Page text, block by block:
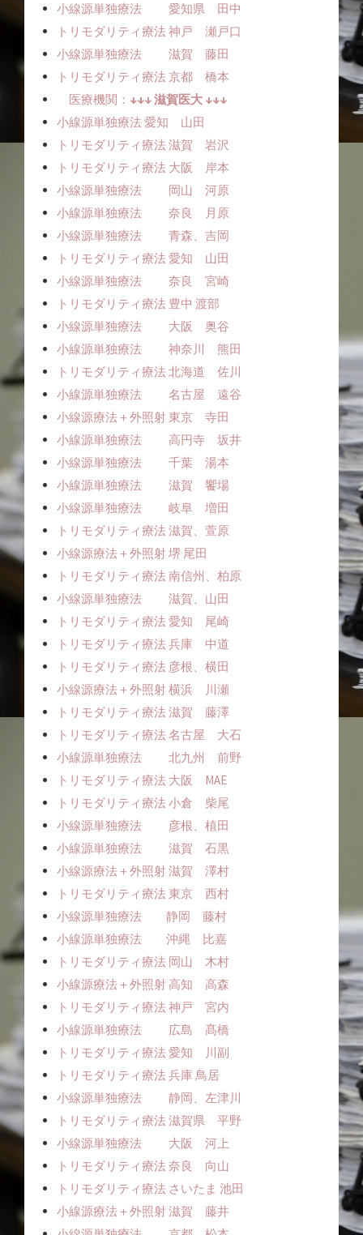
小線源単独療法 愛知県 田中
トリモダリティ療法 神戸 瀬戸口
小線源単独療法 滋賀 藤田
トリモダリティ療法 京都 橋本
医療機関： ↓↓↓ 滋賀医大 ↓↓↓
小線源単独療法ㅤㅤ 愛知 山田
トリモダリティ療法 滋賀 岩沢
トリモダリティ療法 大阪 岸本
小線源単独療法 岡山 河原
小線源単独療法 奈良 月原
小線源単独療法 青森、吉岡
トリモダリティ療法 愛知 山田
小線源単独療法 奈良 宮崎
トリモダリティ療法 豊中 渡部
小線源単独療法 大阪 奥谷
小線源単独療法 神奈川 熊田
トリモダリティ療法 北海道 佐川
小線源単独療法 名古屋 遠谷
小線源療法＋外照射 東京 寺田
小線源単独療法 高円寺 坂井
小線源単独療法 千葉 湯本
小線源単独療法 滋賀 饗場
小線源単独療法 岐阜 増田
トリモダリティ療法 滋賀、萱原
小線源療法＋外照射 堺 尾田
トリモダリティ療法 南信州、柏原
小線源単独療法 滋賀、山田
トリモダリティ療法 愛知 尾崎
トリモダリティ療法 兵庫 中道
トリモダリティ療法 彦根、横田
小線源療法＋外照射 横浜 川瀬
トリモダリティ療法 滋賀 藤澤
トリモダリティ療法 名古屋 大石
小線源単独療法 北九州 前野
トリモダリティ療法 大阪 MAE
トリモダリティ療法 小倉 柴尾
小線源単独療法 彦根、植田
小線源単独療法 滋賀 石黒
小線源療法＋外照射 滋賀 澤村
トリモダリティ療法 東京 西村
小線源単独療法 静岡 藤村
小線源単独療法 沖縄 比嘉
トリモダリティ療法 岡山 木村
小線源療法＋外照射 高知 高森
トリモダリティ療法 神戸 宮内
小線源単独療法 広島 髙橋
トリモダリティ療法 愛知 川副
トリモダリティ療法 兵庫 鳥居
小線源単独療法 静岡、左津川
トリモダリティ療法 滋賀県 平野
小線源単独療法 大阪 河上
トリモダリティ療法 奈良 向山
トリモダリティ療法 さいたま 池田
小線源療法＋外照射 滋賀 藤井